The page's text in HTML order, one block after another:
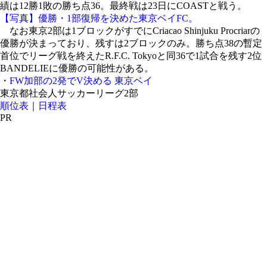
績は12勝1敗の勝ち点36。最終戦は23日にCOASTと戦う。
【写真】優勝・1部復帰を決めた東京ベイFC。
なお東京2部は1ブロックがすでにCriacao Shinjuku Procriarの
優勝が決まっており、残すは2ブロックのみ。勝ち点38の暫定
首位でリーグ戦を終えたR.F.C. Tokyoと同36で1試合を残す2位
BANDELIEに優勝の可能性がある。
・ FW加部の2発でV決める 東京ベイ
東京都社会人サッカーリーグ2部
順位表
日程表
PR